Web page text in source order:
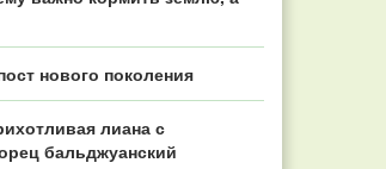
нового поколения
лиана с
бальджуанский